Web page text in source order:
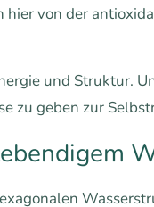
von der
und Struktur.
zu geben zur